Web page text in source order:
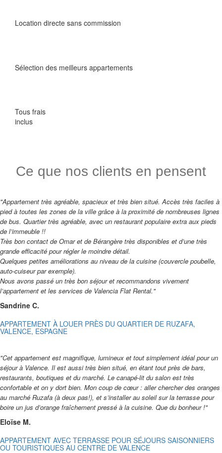
Location directe sans commission
Sélection des meilleurs appartements
Tous frais
inclus
Ce que nos clients en pensent
"Appartement très agréable, spacieux et très bien situé. Accès très faciles à
pied à toutes les zones de la ville grâce à la proximité de nombreuses lignes
de bus. Quartier très agréable, avec un restaurant populaire extra aux pieds
de l’immeuble !!
Très bon contact de Omar et de Bérangère très disponibles et d’une très
grande efficacité pour régler le moindre détail.
Quelques petites améliorations au niveau de la cuisine (couvercle poubelle,
auto-cuiseur par exemple).
Nous avons passé un très bon séjour et recommandons vivement
l’appartement et les services de Valencia Flat Rental."
Sandrine C.
APPARTEMENT À LOUER PRÈS DU QUARTIER DE RUZAFA,
VALENCE, ESPAGNE
"Cet appartement est magnifique, lumineux et tout simplement idéal pour un
séjour à Valence. Il est aussi très bien situé, en étant tout près de bars,
restaurants, boutiques et du marché. Le canapé-lit du salon est très
confortable et on y dort bien. Mon coup de cœur : aller chercher des oranges
au marché Ruzafa (à deux pas!), et s’installer au soleil sur la terrasse pour
boire un jus d’orange fraîchement pressé à la cuisine. Que du bonheur !"
Eloïse M.
APPARTEMENT AVEC TERRASSE POUR SÉJOURS SAISONNIERS
OU TOURISTIQUES AU CENTRE DE VALENCE